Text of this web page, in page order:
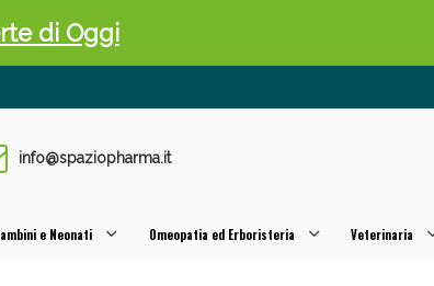
info@spaziopharma.it
e Neonati Omeopatia ed Erboristeria Veterinaria
di Oggi